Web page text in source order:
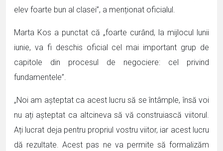
elev foarte bun al clasei”, a menționat oficialul.
Marta Kos a punctat că „foarte curând, la mijlocul lunii
iunie, va fi deschis oficial cel mai important grup de
capitole din procesul de negociere: cel privind
fundamentele”.
„Noi am așteptat ca acest lucru să se întâmple, însă voi
nu ați așteptat ca altcineva să vă construiască viitorul.
Ați lucrat deja pentru propriul vostru viitor, iar acest lucru
dă rezultate. Acest pas ne va permite să formalizăm